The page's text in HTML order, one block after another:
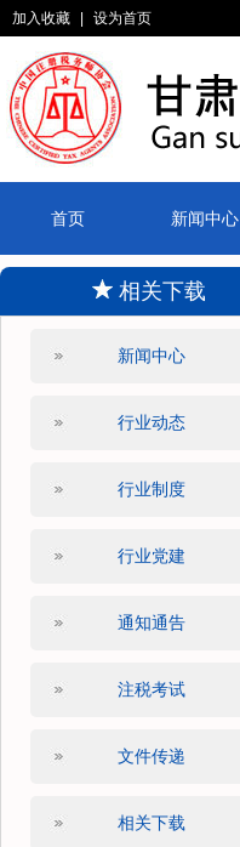
加入收藏 设为首页
首页 新闻中心
相关下载
新闻中心
行业动态
行业制度
行业党建
通知通告
注税考试
文件传递
相关下载